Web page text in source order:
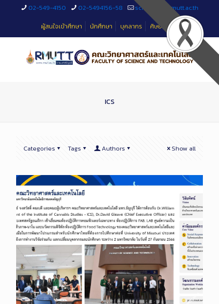
02-549-4150 02-5494156-58
sciteched@rmutt.ac.th
ผู้สนใจเข้าศึกษา
นักศึกษา บุคลากร ศิษย์เก่า
ICS
Categories Tags Authors Show all